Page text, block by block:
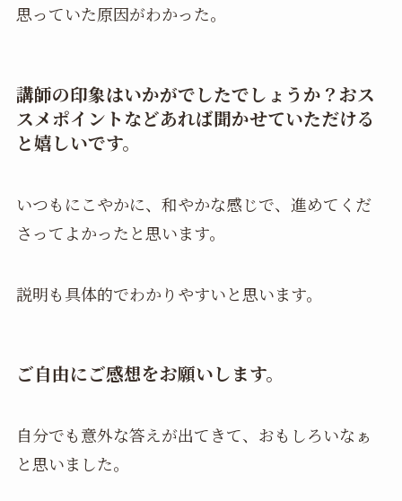
思っていた原因がわかった。
講師の印象はいかがでしたでしょうか？おス
スメポイントなどあれば聞かせていただける
と嬉しいです。
いつもにこやかに、和やかな感じで、進めてくだ
さってよかったと思います。
説明も具体的でわかりやすいと思います。
ご自由にご感想をお願いします。
自分でも意外な答えが出てきて、おもしろいなぁ
と思いました。